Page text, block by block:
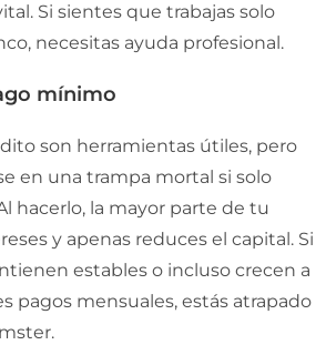
Si sientes que trabajas solo
necesitas ayuda profesional.
mínimo
son herramientas útiles, pero
en una trampa mortal si solo
hacerlo, la mayor parte de tu
y apenas reduces el capital. Si
estables o incluso crecen a
pagos mensuales, estás atrapado